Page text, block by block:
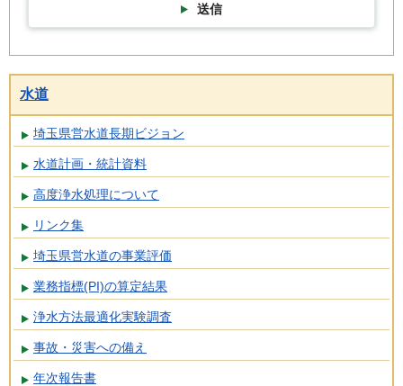
送信
水道
埼玉県営水道長期ビジョン
水道計画・統計資料
高度浄水処理について
リンク集
埼玉県営水道の事業評価
業務指標(PI)の算定結果
浄水方法最適化実験調査
事故・災害への備え
年次報告書